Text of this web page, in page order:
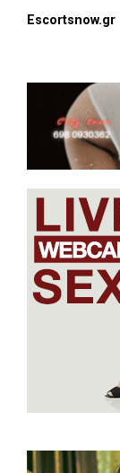
Escortsnow.gr